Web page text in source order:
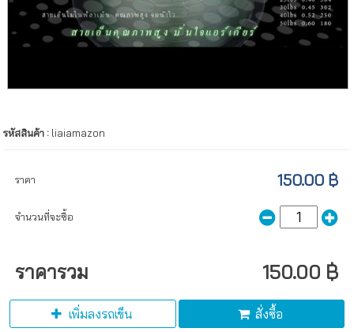
รหัสสินค้า : liaiamazon
ราคา 150.00 ฿
จำนวนที่จะซื้อ
ราคารวม 150.00 ฿
เพิ่มลงรถเข็น สั่งซื้อ